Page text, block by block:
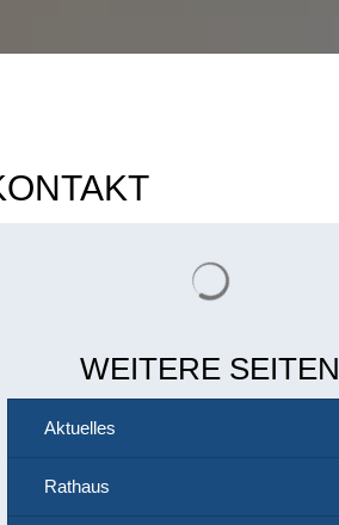
WEITERE SEITEN
Aktuelles
Rathaus